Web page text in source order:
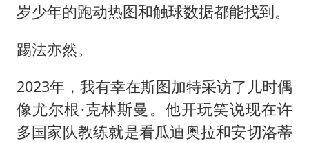
岁少年的跑动热图和触球数据都能找到。
踢法亦然。
2023年，我有幸在斯图加特采访了儿时偶
像尤尔根·克林斯曼。他开玩笑说现在许
多国家队教练就是看瓜迪奥拉和安切洛蒂